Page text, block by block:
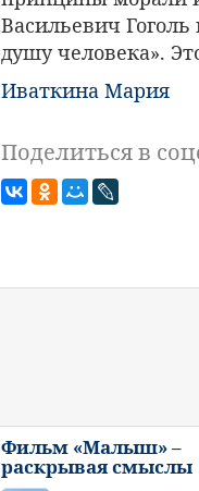
Васильевич
душу человека».
Иваткина Мария
Поделиться в
Фильм «Малыш» –
раскрывая смыслы